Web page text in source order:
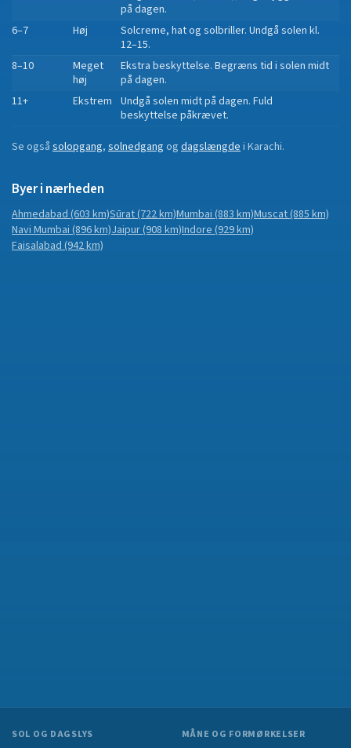
på dagen.
6–7
Høj
Solcreme, hat og solbriller. Undgå solen kl.
12–15.
8–10
Meget
høj
Ekstra beskyttelse. Begræns tid i solen midt
på dagen.
11+
Ekstrem Undgå solen midt på dagen. Fuld
beskyttelse påkrævet.
Se også solopgang, solnedgang og dagslængdei Karachi.
Byer i nærheden
Ahmedabad(603 km)Sūrat(722 km)Mumbai(883 km)Muscat(885 km)
Navi Mumbai(896 km)Jaipur(908 km)Indore(929 km)
Faisalabad(942 km)
SOL OG DAGSLYS MÅNE OG FORMØRKELSER